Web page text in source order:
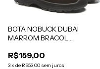
BOTA NOBUCK DUBAI
MARROM BRACOL
R$159,00
3x de R$53,00 sem juros